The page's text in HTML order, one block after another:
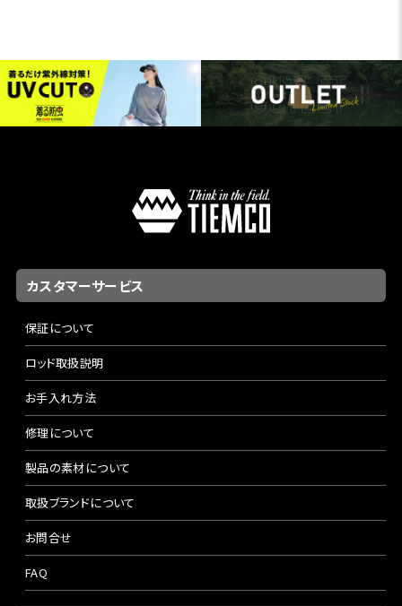
カスタマーサービス
保証について
ロッド取扱説明
お手入れ方法
修理について
製品の素材について
取扱ブランドについて
お問合せ
FAQ